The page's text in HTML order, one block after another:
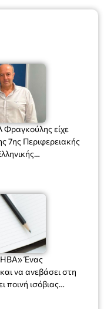
Φραγκούλης είχε
7ης Περιφερειακής
Λ.Σ. κ. Ιωάννη
Ένας
να ανεβάσει στη
ποινή ισόβιας
έργο για